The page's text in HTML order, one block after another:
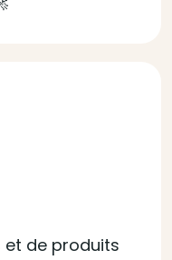
et de produits